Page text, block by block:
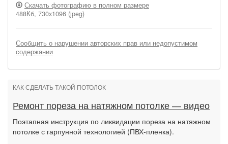
Скачать фотографию в полном размере
488Кб, 730x1096 (jpeg)
Сообщить о нарушении авторских прав или недопустимом
содержании
КАК СДЕЛАТЬ ТАКОЙ ПОТОЛОК
Ремонт пореза на натяжном потолке — видео
Поэтапная инструкция по ликвидации пореза на натяжном
потолке с гарпунной технологией (ПВХ-пленка).